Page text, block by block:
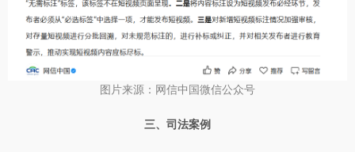
图片来源：网信中国微信公众号
三、司法案例